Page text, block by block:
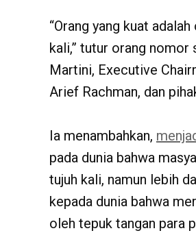
“Orang yang kuat
kali,” tutur orang
Martini, Executive
Arief Rachman, dan
Ia menambahkan,
pada dunia bahwa
tujuh kali, namun lebih
kepada dunia bahwa
oleh tepuk tangan para